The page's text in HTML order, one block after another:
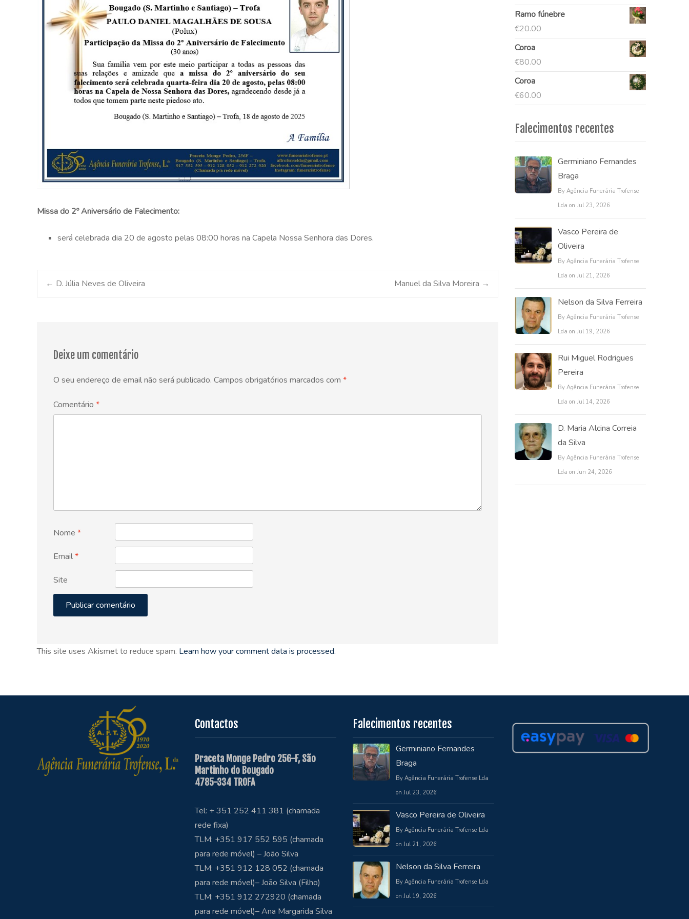
Missa do 2º Aniversário de Falecimento:
será celebrada dia 20 de agosto pelas 08:00 horas na Capela Nossa Senhora das Dores.
Post
← D. Júlia Neves de Oliveira Manuel da Silva Moreira →
Deixe um comentário
O seu endereço de email não será publicado. Campos obrigatórios marcados com *
Comentário *
Nome *
Email*
Site
This site uses Akismet to reduce spam. Learn how your comment data is processed.
Ramo fúnebre
€20.00
Coroa
€80.00
Coroa
€60.00
Falecimentos recentes
Germiniano Fernandes
Braga
By Agência Funerária Trofense
Lda on Jul 23, 2026
Vasco Pereira de
Oliveira
By Agência Funerária Trofense
Lda on Jul 21, 2026
Nelson da Silva Ferreira
By Agência Funerária Trofense
Lda on Jul 19, 2026
Rui Miguel Rodrigues
Pereira
By Agência Funerária Trofense
Lda on Jul 14, 2026
D. Maria Alcina Correia
da Silva
By Agência Funerária Trofense
Lda on Jun 24, 2026
Contactos
Praceta Monge Pedro 256-F, São
Martinho do Bougado
4785-334 TROFA
Tel: + 351 252 411 381 (chamada
rede fixa)
TLM: +351 917 552 595 (chamada
para rede móvel) – João Silva
TLM: +351 912 128 052 (chamada
para rede móvel)– João Silva (Filho)
TLM: +351 912 272920 (chamada
para rede móvel)– Ana Margarida Silva
Falecimentos recentes
Germiniano Fernandes
Braga
By Agência Funerária Trofense Lda
on Jul 23, 2026
Vasco Pereira de Oliveira
By Agência Funerária Trofense Lda
on Jul 21, 2026
Nelson da Silva Ferreira
By Agência Funerária Trofense Lda
on Jul 19, 2026